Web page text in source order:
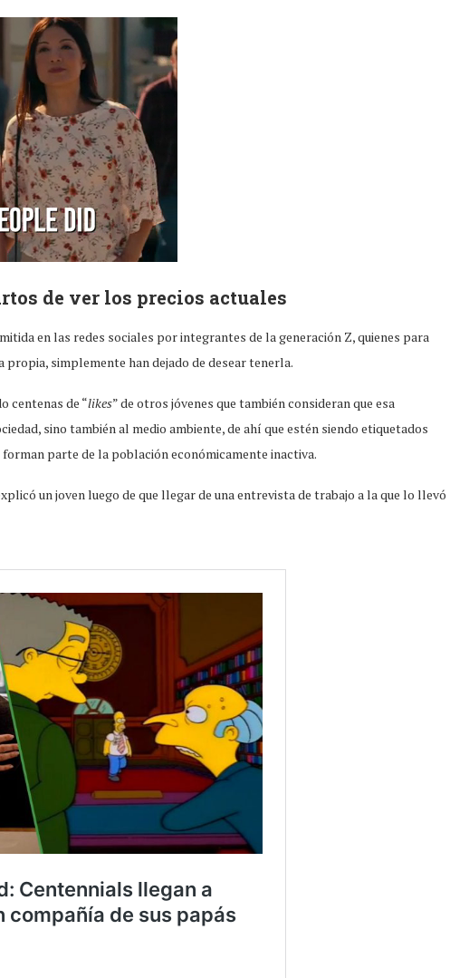
de ver los precios actuales
en las redes sociales por integrantes de la generación Z, quienes para
simplemente han dejado de desear tenerla.
centenas de “likes” de otros jóvenes que también consideran que esa
sino también al medio ambiente, de ahí que estén siendo etiquetados
parte de la población económicamente inactiva.
un joven luego de que llegar de una entrevista de trabajo a la que lo llevó